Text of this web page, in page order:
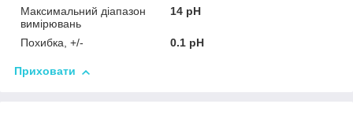
Максимальний діапазон
вимірювань
14 pH
Похибка, +/- 0.1 pH
Приховати